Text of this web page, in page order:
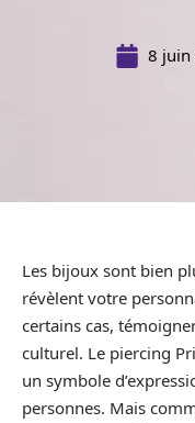
8 juin
Les bijoux sont bien
révèlent votre
certains cas,
culturel. Le piercing
un symbole
personnes. Mais